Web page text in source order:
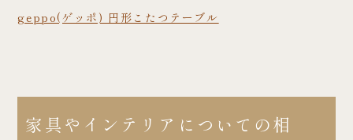
geppo(ゲッポ) 円形こたつテーブル
家具やインテリアについての相